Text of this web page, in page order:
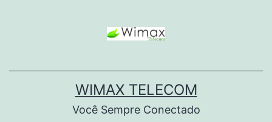
WIMAX TELECOM
Você Sempre Conectado